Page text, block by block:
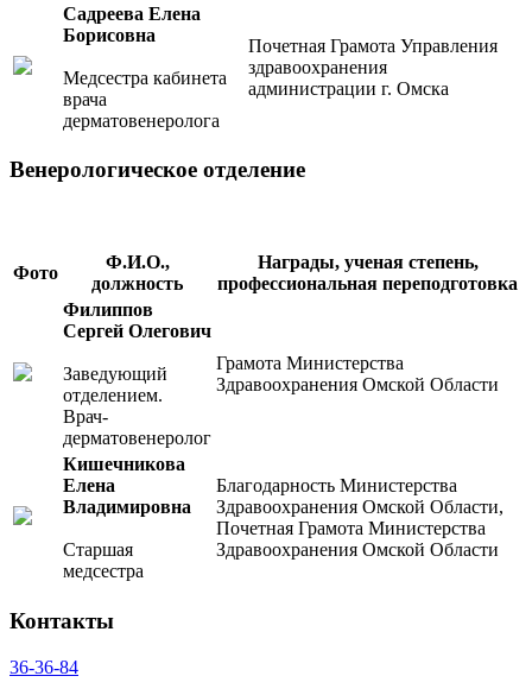
Садреева Елена
Борисовна
Медсестра кабинета
врача
дерматовенеролога
Почетная Грамота Управления
здравоохранения
администрации г. Омска
Венерологическое отделение
Фото
Ф.И.О.,
должность
Награды, ученая степень,
профессиональная переподготовка
Филиппов
Сергей Олегович
Заведующий
отделением.
Врач-
дерматовенеролог
Грамота Министерства
Здравоохранения Омской Области
Кишечникова
Елена
Владимировна
Старшая
медсестра
Благодарность Министерства
Здравоохранения Омской Области,
Почетная Грамота Министерства
Здравоохранения Омской Области
Контакты
36-36-84